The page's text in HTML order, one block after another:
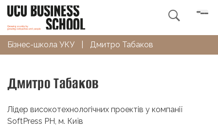

Бізнес-школа УКУ Дмитро Табаков
Дмитро Табаков
Лідер високотехнологічних проектів у компанії
SoftPress PH, м. Київ